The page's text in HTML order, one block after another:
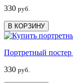
330 руб.
В КОРЗИНУ
Портретный постер
330 руб.